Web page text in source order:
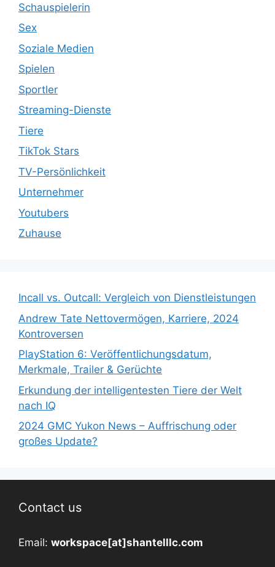
Schauspielerin
Sex
Soziale Medien
Spielen
Sportler
Streaming-Dienste
Tiere
TikTok Stars
TV-Persönlichkeit
Unternehmer
Youtubers
Zuhause
Incall vs. Outcall: Vergleich von Dienstleistungen
Andrew Tate Nettovermögen, Karriere, 2024
Kontroversen
PlayStation 6: Veröffentlichungsdatum,
Merkmale, Trailer & Gerüchte
Erkundung der intelligentesten Tiere der Welt
nach IQ
2024 GMC Yukon News – Auffrischung oder
großes Update?
Contact us
Email: workspace[at]shantelllc.com